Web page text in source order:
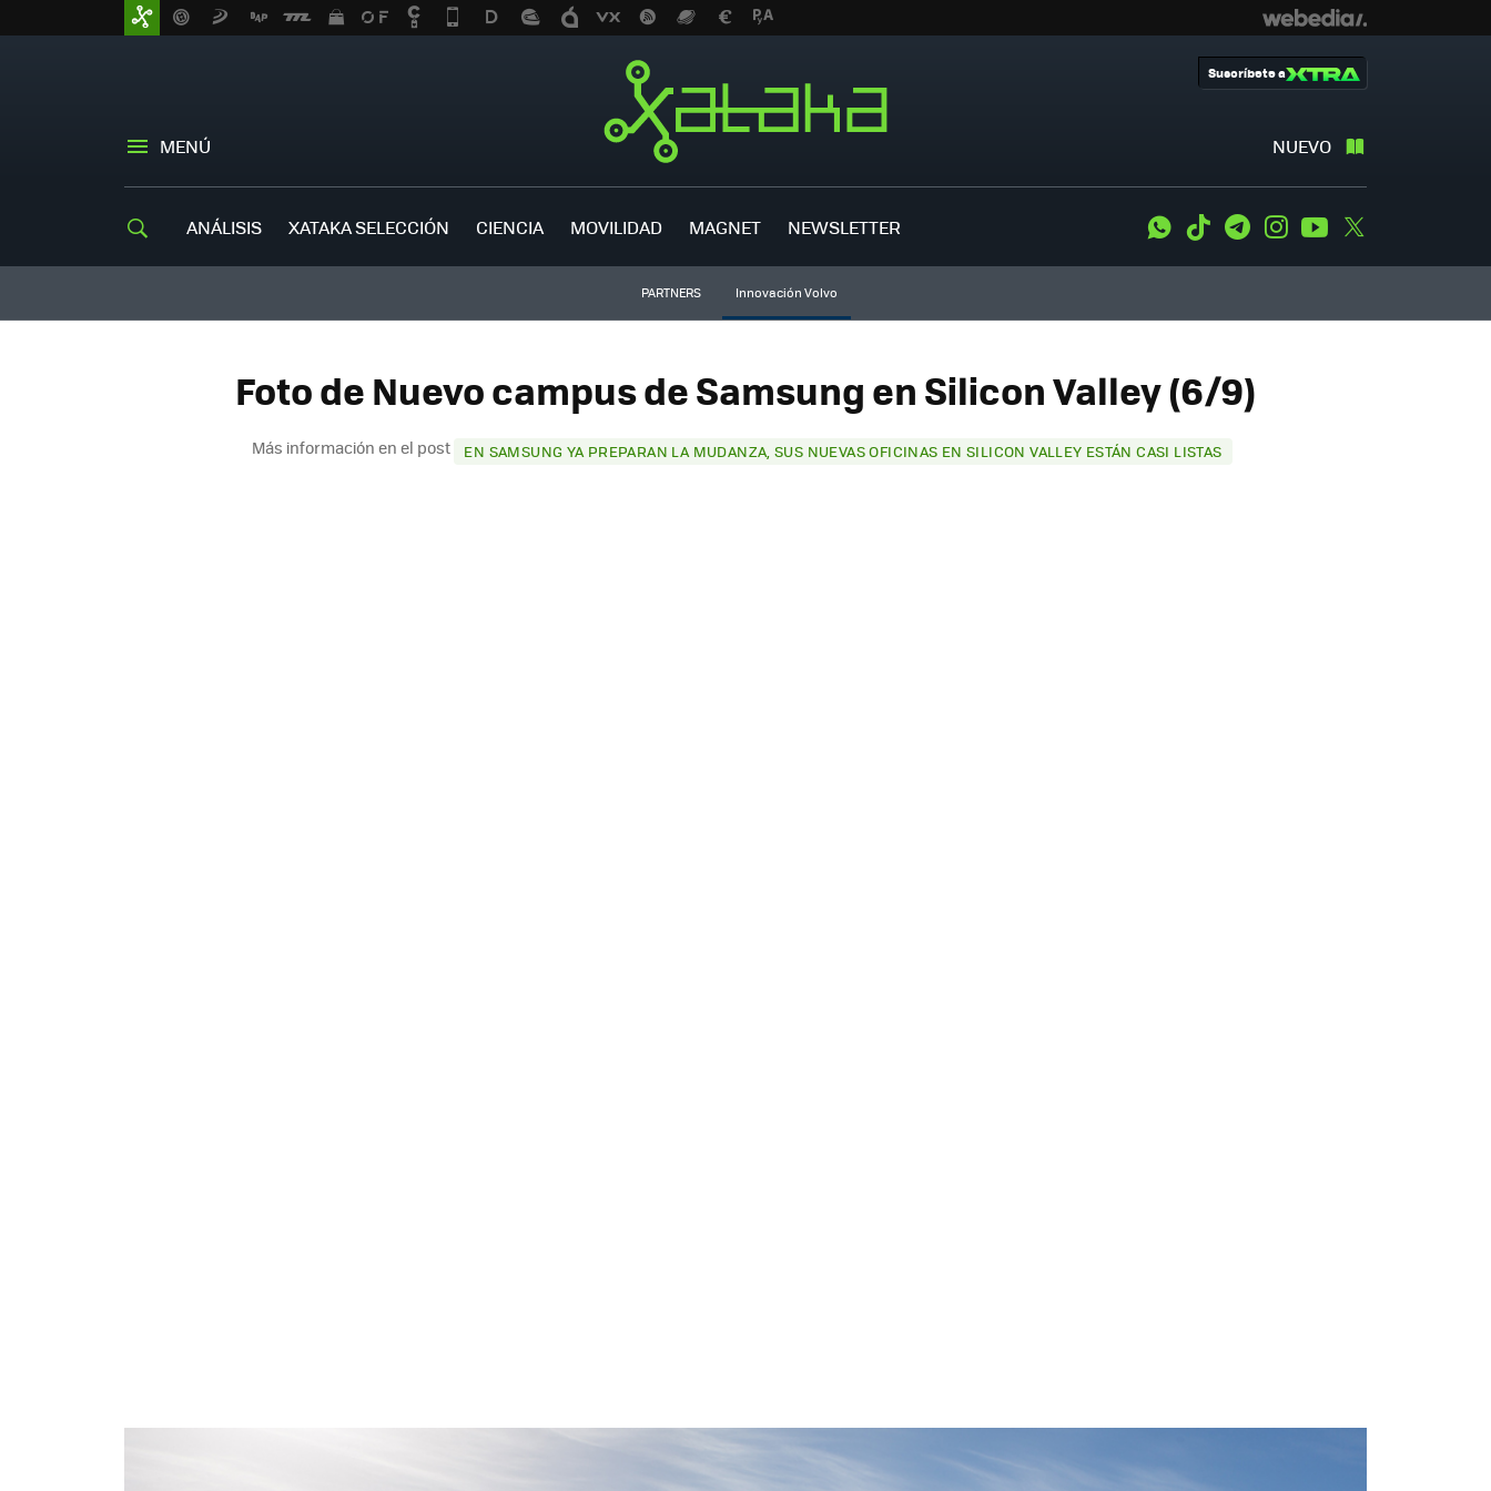
MENÚ NUEVO
Suscríbete a
ANÁLISIS XATAKA SELECCIÓN CIENCIA MOVILIDAD MAGNET NEWSLETTER WhatsApp
Tiktok TelegramInstagramYoutube
PARTNERS Innovación Volvo
Foto de Nuevo campus de Samsung en Silicon Valley (6/9)
Más información en el post EN SAMSUNG YA PREPARAN LA MUDANZA, SUS NUEVAS OFICINAS EN SILICON VALLEY ESTÁN CASI LISTAS